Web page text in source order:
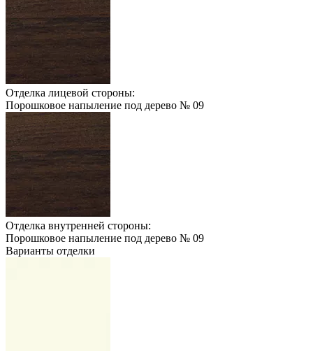
Отделка лицевой стороны:
Порошковое напыление под дерево № 09
Отделка внутренней стороны:
Порошковое напыление под дерево № 09
Варианты отделки